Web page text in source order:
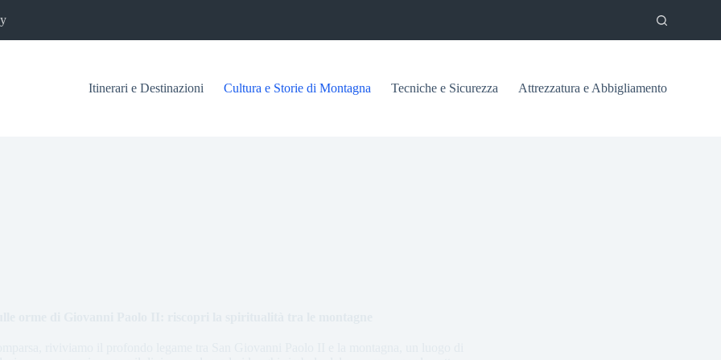
Itinerari e Destinazioni Cultura e Storie di Montagna Tecniche e Sicurezza Attrezzatura e Abbigliamento